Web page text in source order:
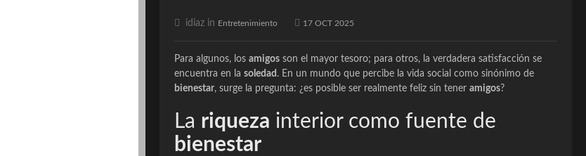
idiaz in Entretenimiento 17 OCT 2025
Para algunos, los amigos son el mayor tesoro; para otros, la verdadera satisfacción se
encuentra en la soledad . En un mundo que percibe la vida social como sinónimo de
bienestar, surge la pregunta: ¿es posible ser realmente feliz sin tener amigos?
La riqueza interior como fuente de
bienestar